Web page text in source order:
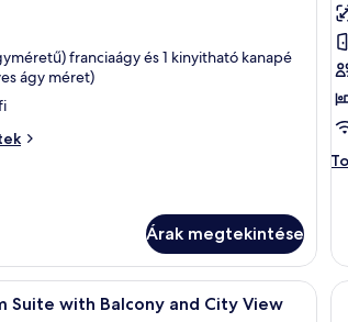
franciaágy és 1 kinyitható kanapé
ágy méret)
Árak megtekintése
kanapé, egy íróasztal és egy bőrönd található.
Egy modern szállodai szoba,
Suite with Balcony and City View